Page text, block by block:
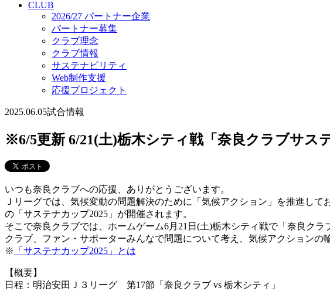
CLUB
2026/27 パートナー企業
パートナー募集
クラブ理念
クラブ情報
サステナビリティ
Web制作支援
応援プロジェクト
2025.06.05試合情報
※6/5更新 6/21(土)栃木シティ戦「奈良クラブサス
いつも奈良クラブへの応援、ありがとうございます。
Ｊリーグでは、気候変動の問題解決のために「気候アクション」を推進し
の「サステナカップ2025」が開催されます。
そこで奈良クラブでは、ホームゲーム6月21日(土)栃木シティ戦で「奈良ク
クラブ、ファン・サポーターみんなで問題について考え、気候アクションの
※
「サステナカップ2025」とは
【概要】
日程：明治安田Ｊ３リーグ 第17節「奈良クラブ vs 栃木シティ」